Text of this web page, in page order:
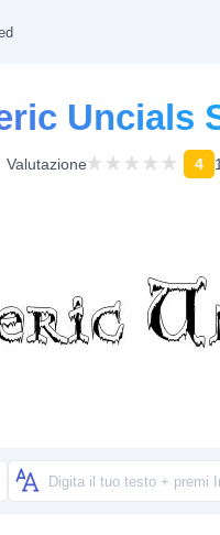
Uncials
Valutazione 4